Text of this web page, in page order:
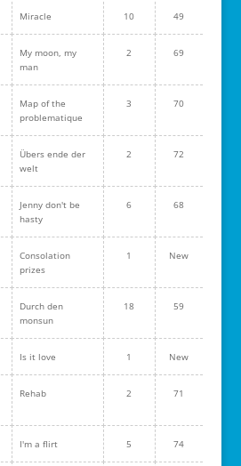
Miracle 10 49
My moon, my
man
2 69
Map of the
problematique
3 70
Übers ende der
welt
2 72
Jenny don't be
hasty
6 68
Consolation
prizes
1 New
Durch den
monsun
18 59
Is it love 1 New
Rehab 2 71
I'm a flirt 5 74